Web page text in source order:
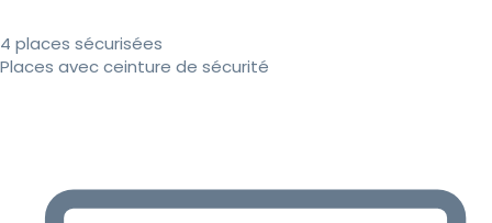
4 places sécurisées
Places avec ceinture de sécurité